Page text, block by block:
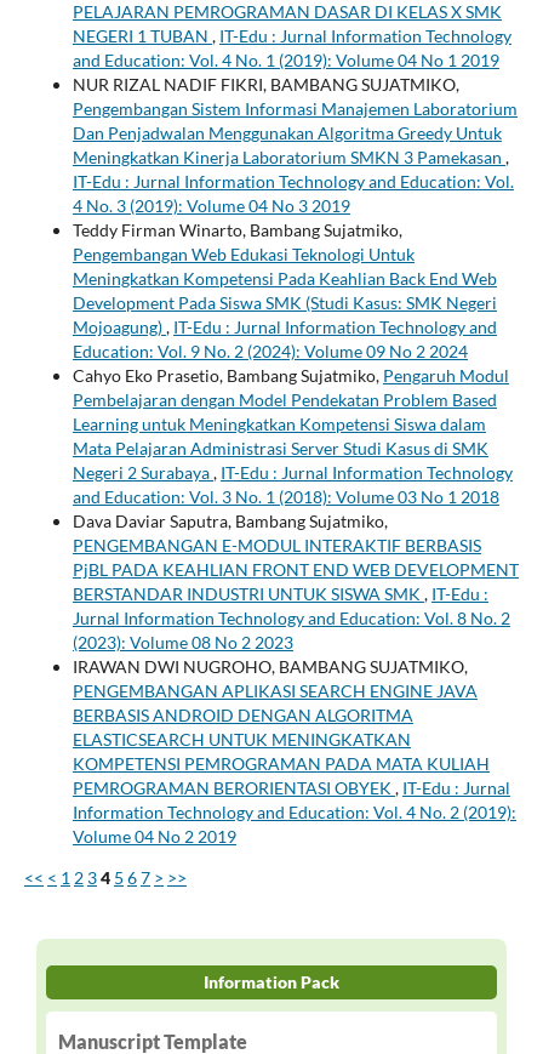
PELAJARAN PEMROGRAMAN DASAR DI KELAS X SMK
NEGERI 1 TUBAN , IT-Edu : Jurnal Information Technology
and Education: Vol. 4 No. 1 (2019): Volume 04 No 1 2019
NUR RIZAL NADIF FIKRI, BAMBANG SUJATMIKO,
Pengembangan Sistem Informasi Manajemen Laboratorium
Dan Penjadwalan Menggunakan Algoritma Greedy Untuk
Meningkatkan Kinerja Laboratorium SMKN 3 Pamekasan ,
IT-Edu : Jurnal Information Technology and Education: Vol.
4 No. 3 (2019): Volume 04 No 3 2019
Teddy Firman Winarto, Bambang Sujatmiko,
Pengembangan Web Edukasi Teknologi Untuk
Meningkatkan Kompetensi Pada Keahlian Back End Web
Development Pada Siswa SMK (Studi Kasus: SMK Negeri
Mojoagung), IT-Edu : Jurnal Information Technology and
Education: Vol. 9 No. 2 (2024): Volume 09 No 2 2024
Cahyo Eko Prasetio, Bambang Sujatmiko, Pengaruh Modul
Pembelajaran dengan Model Pendekatan Problem Based
Learning untuk Meningkatkan Kompetensi Siswa dalam
Mata Pelajaran Administrasi Server Studi Kasus di SMK
Negeri 2 Surabaya, IT-Edu : Jurnal Information Technology
and Education: Vol. 3 No. 1 (2018): Volume 03 No 1 2018
Dava Daviar Saputra, Bambang Sujatmiko,
PENGEMBANGAN E-MODUL INTERAKTIF BERBASIS
PjBL PADA KEAHLIAN FRONT END WEB DEVELOPMENT
BERSTANDAR INDUSTRI UNTUK SISWA SMK , IT-Edu :
Jurnal Information Technology and Education: Vol. 8 No. 2
(2023): Volume 08 No 2 2023
IRAWAN DWI NUGROHO, BAMBANG SUJATMIKO,
PENGEMBANGAN APLIKASI SEARCH ENGINE JAVA
BERBASIS ANDROID DENGAN ALGORITMA
ELASTICSEARCH UNTUK MENINGKATKAN
KOMPETENSI PEMROGRAMAN PADA MATA KULIAH
PEMROGRAMAN BERORIENTASI OBYEK , IT-Edu : Jurnal
Information Technology and Education: Vol. 4 No. 2 (2019):
Volume 04 No 2 2019
<< < 1 2 34 5 67 > >>
Information Pack
Manuscript Template